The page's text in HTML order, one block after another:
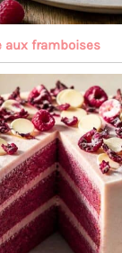
aux framboises